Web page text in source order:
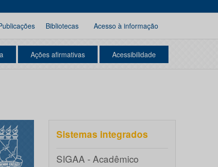
Bibliotecas Acesso à informação
Ações afirmativas Acessibilidade
Sistemas integrados
SIGAA - Acadêmico